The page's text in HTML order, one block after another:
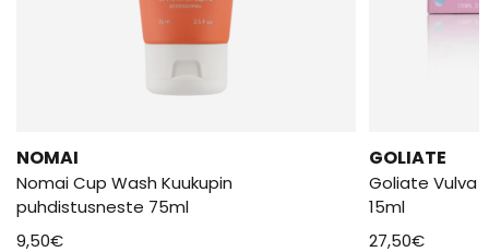
NOMAI
Nomai Cup Wash Kuukupin
puhdistusneste 75ml
9,50€
GOLIATE
Goliate Vulva
15ml
27,50€